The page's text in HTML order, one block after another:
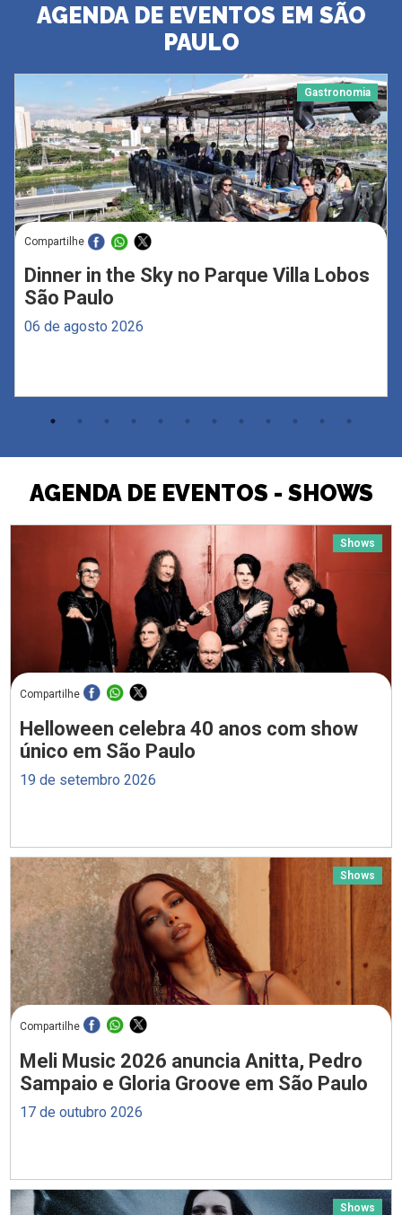
AGENDA DE EVENTOS EM SÃO
PAULO
Gastronomia
Compartilhe
Dinner in the Sky no Parque Villa Lobos
São Paulo
06 de agosto 2026
AGENDA DE EVENTOS - SHOWS
Shows
Compartilhe
Helloween celebra 40 anos com show
único em São Paulo
19 de setembro 2026
Shows
Compartilhe
Meli Music 2026 anuncia Anitta, Pedro
Sampaio e Gloria Groove em São Paulo
17 de outubro 2026
Shows